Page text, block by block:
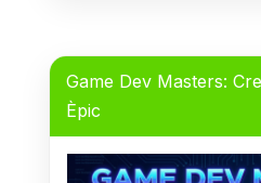
Game Dev Masters:
Èpic